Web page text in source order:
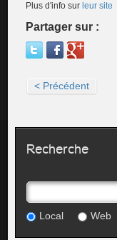
Plus d'info surleur site
Partager sur :
< Précédent
Recherche
Local Web